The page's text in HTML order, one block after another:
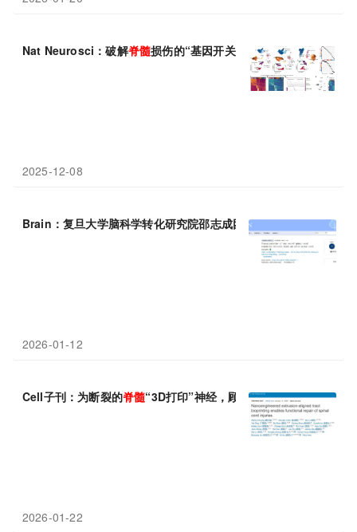
Nat Neurosci：破解脊髓损伤的“基因开关”——AI解码脑细胞
2025-12-08
Brain：复旦大学脑科学转化研究院邵志成团队开发人源大尺度工
2026-01-12
Cell子刊：为断裂的脊髓“3D打印”神经，顾奇团队等开发新型生
2026-01-22